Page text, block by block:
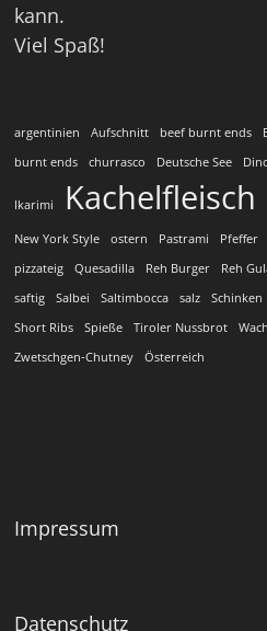
kann.
Viel Spaß!
argentinien Aufschnitt beef burnt ends
burnt ends
churrasco Deutsche See
Ikarimi Kachelfleisch
New York Style ostern Pastrami Pfeffer
pizzateig
Quesadilla Reh Burger Reh
saftig
Salbei Saltimbocca salz Schinken
Short Ribs
Spieße Tiroler Nussbrot
Zwetschgen-Chutney
Österreich
Impressum
Datenschutz